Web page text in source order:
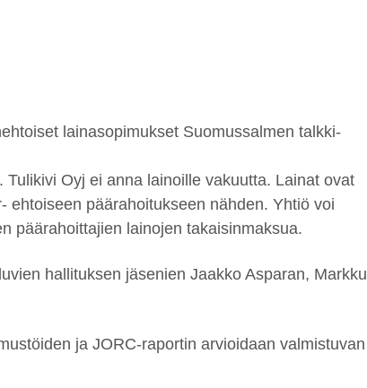
lainasopimukset Suomussalmen talkki-
Oyj ei anna lainoille vakuutta. Lainat ovat
ehtoiseen päärahoitukseen nähden. Yhtiö voi
päärahoittajien lainojen takaisinmaksua.
hallituksen jäsenien Jaakko Asparan, Markku
ja JORC-raportin arvioidaan valmistuvan